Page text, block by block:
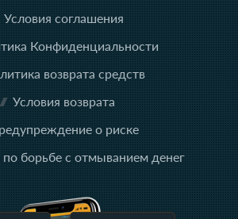
Условия соглашения
Конфиденциальности
возврата средств
Условия возврата
о риске
борьбе с отмыванием денег